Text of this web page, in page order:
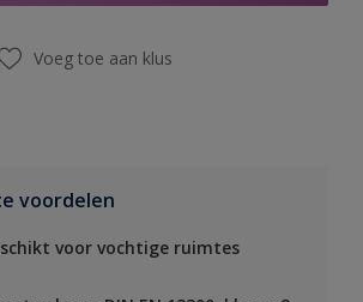
Voeg toe aan klus
voordelen
voor vochtige ruimtes